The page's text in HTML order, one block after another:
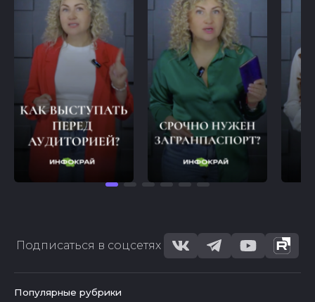
Подписаться в соцсетях
Популярные рубрики